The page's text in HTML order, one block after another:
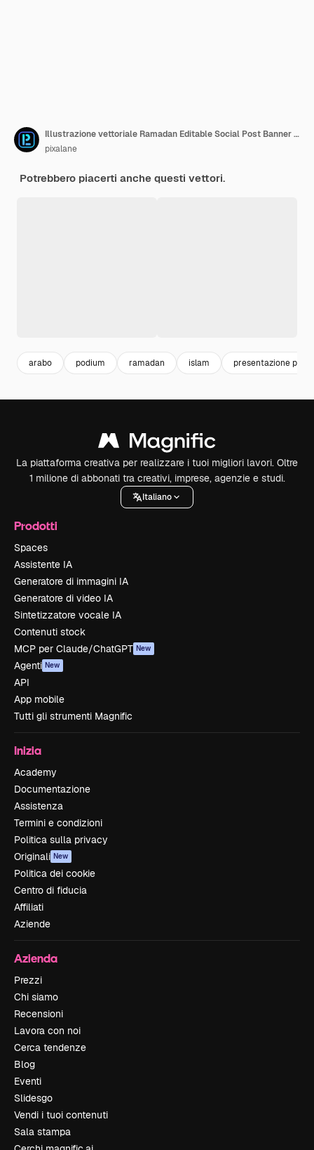
Illustrazione vettoriale Ramadan Editable Social Post Banner Template Mezzaluna islamica luna lanterna stella
pixalane
Potrebbero piacerti anche questi vettori.
arabo podium ramadan islam presentazione
La piattaforma creativa per realizzare i tuoi migliori lavori. Oltre
1 milione di abbonati tra creativi, imprese, agenzie e studi.
Italiano
Prodotti
Spaces
Assistente IA
Generatore di immagini IA
Generatore di video IA
Sintetizzatore vocale IA
Contenuti stock
MCP per Claude/ChatGPT New
Agenti New
API
App mobile
Tutti gli strumenti Magnific
Inizia
Academy
Documentazione
Assistenza
Termini e condizioni
Politica sulla privacy
Originali New
Politica dei cookie
Centro di fiducia
Affiliati
Aziende
Azienda
Prezzi
Chi siamo
Recensioni
Lavora con noi
Cerca tendenze
Blog
Eventi
Slidesgo
Vendi i tuoi contenuti
Sala stampa